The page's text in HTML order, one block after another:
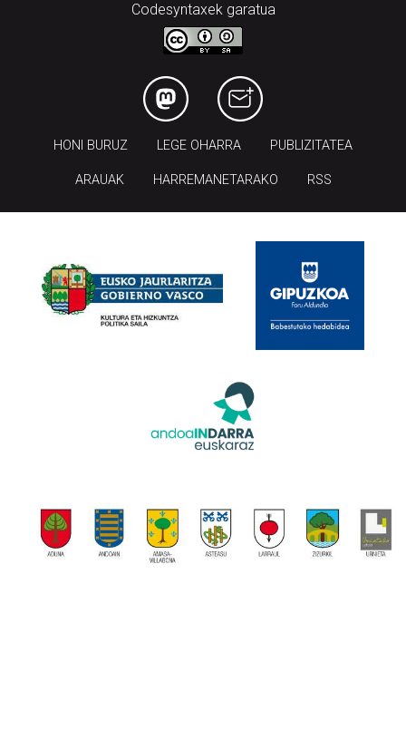
Codesyntaxek garatua
HONI BURUZ LEGE OHARRA PUBLIZITATEA
ARAUAK HARREMANETARAKO RSS